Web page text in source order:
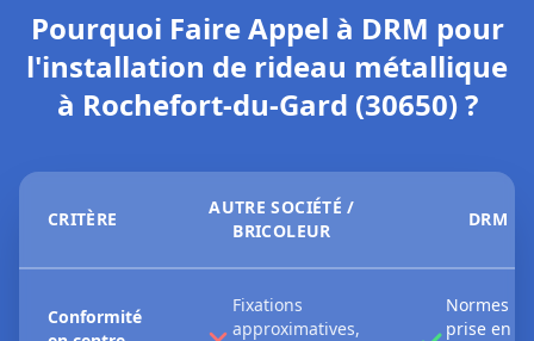
Pourquoi Faire Appel à DRM pour
l'installation de rideau métallique
à Rochefort-du-Gard (30650) ?
CRITÈRE
AUTRE SOCIÉTÉ /
BRICOLEUR
DRM
Conformité
Fixations
approximatives,
Normes
prise en